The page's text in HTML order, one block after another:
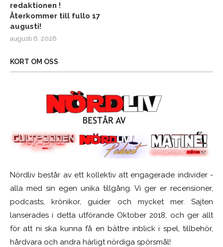
redaktionen !
Återkommer till fullo 17
augusti!
augusti 6, 2026
KORT OM OSS
Nördliv består av ett kollektiv att engagerade individer -
alla med sin egen unika tillgång. Vi ger er recensioner,
podcasts, krönikor, guider och mycket mer. Sajten
lanserades i detta utförande Oktober 2018, och ger allt
för att ni ska kunna få en bättre inblick i spel, tillbehör,
hårdvara och andra härligt nördiga spörsmål!